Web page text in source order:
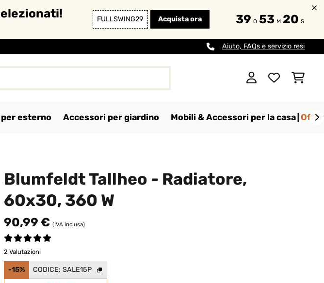
FULLSWING29 Acquista ora 39 O 53 M 18 S
Aiuto, FAQs e servizio resi
esterno Accessori per giardino Mobili & Accessori per la casa
Blumfeldt Tallheo - Radiatore,
60x30, 360 W
90,99 € (IVA inclusa)
2 Valutazioni
-15% CODICE: SALE15P